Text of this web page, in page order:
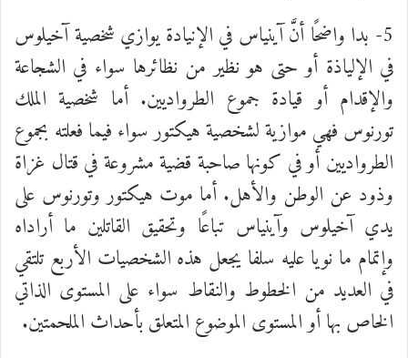
5- بدا واضحًا أنَّ آينياس في الإنيادة يوازي شخصية آخيلوس
في الإلياذة أو حتى هو نظير من نظائرها سواء في الشجاعة
والإقدام أو قيادة جموع الطرواديين. أما شخصية الملك
تورنوس فهي موازية لشخصية هيكتور سواء فيما فعلته بجموع
الطرواديين أو في كونها صاحبة قضية مشروعة في قتال غزاة
وذود عن الوطن والأهل. أما موت هيكتور وتورنوس على
يدي آخيلوس وآينياس تباعًا وتحقيق القاتلين ما أراداه
وإتمام ما نويا عليه سلفا يجعل هذه الشخصيات الأربع تلتقي
في العديد من الخطوط والنقاط سواء على المستوى الذاتي
الخاص بها أو المستوى الموضوع المتعلق بأحداث الملحمتين.